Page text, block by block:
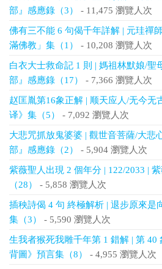
部』感應錄（3）
- 11,475 瀏覽人次
佛有三不能 6 句偈千年詳解 | 元珪禪
滿佛教」集（1）
- 10,208 瀏覽人次
白衣大士救命記 1 則 | 媽祖林默娘/聖
部』感應錄（17）
- 7,366 瀏覽人次
赵匡胤第16象正解 | 顺天应人/无今无
译》集（5）
- 7,092 瀏覽人次
大悲咒抓放鬼婆婆 | 觀世音菩薩/大悲
部』感應錄（2）
- 5,904 瀏覽人次
紫薇聖人出現 2 個年分 | 122/2033 |
（28）
- 5,858 瀏覽人次
插秧詩偈 4 句 終極解析 | 退步原來是
集（3）
- 5,590 瀏覽人次
生我者猴死我雕千年第 1 錯解 | 第 40
背圖》預言集（8）
- 4,955 瀏覽人次